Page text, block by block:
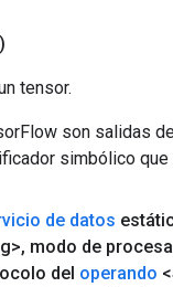
tensor.
son salidas
simbólico
de datos
, modo de
del operando